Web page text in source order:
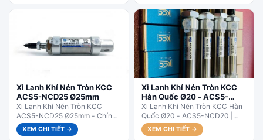
Xi Lanh Khí Nén Tròn KCC
ACS5-NCD25 Ø25mm
Xi Lanh Khí Nén Tròn KCC
ACS5-NCD25 Ø25mm - Chính
Hãng Hàn Quốc. ACS5-NCD25
– Size nhỏ gọn nhưng lực...
XEM CHI TIẾT →
Xi Lanh Khí Nén Tròn KCC
Hàn Quốc Ø20 - ACS5-
NCD20
Xi Lanh Khí Nén Tròn KCC Hàn
Quốc Ø20 - ACS5-NCD20 |
Nhỏ Gọn - Chính Hãng.Dòng
ACS5-NCD20 (xylanh tròn...
XEM CHI TIẾT →